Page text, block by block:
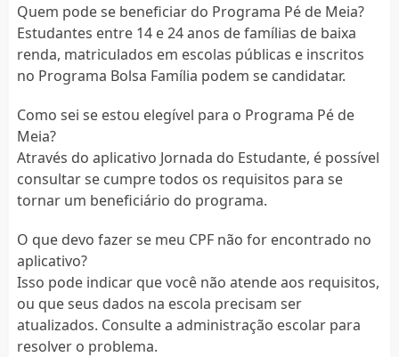
Quem pode se beneficiar do Programa Pé de Meia?
Estudantes entre 14 e 24 anos de famílias de baixa
renda, matriculados em escolas públicas e inscritos
no Programa Bolsa Família podem se candidatar.
Como sei se estou elegível para o Programa Pé de
Meia?
Através do aplicativo Jornada do Estudante, é possível
consultar se cumpre todos os requisitos para se
tornar um beneficiário do programa.
O que devo fazer se meu CPF não for encontrado no
aplicativo?
Isso pode indicar que você não atende aos requisitos,
ou que seus dados na escola precisam ser
atualizados. Consulte a administração escolar para
resolver o problema.